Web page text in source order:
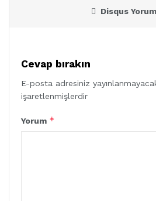
Disqus
Cevap bırakın
E-posta adresiniz
işaretlenmişlerdir
Yorum *